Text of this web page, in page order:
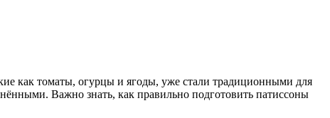
как томаты, огурцы и ягоды, уже стали традиционными для
Важно знать, как правильно подготовить патиссоны